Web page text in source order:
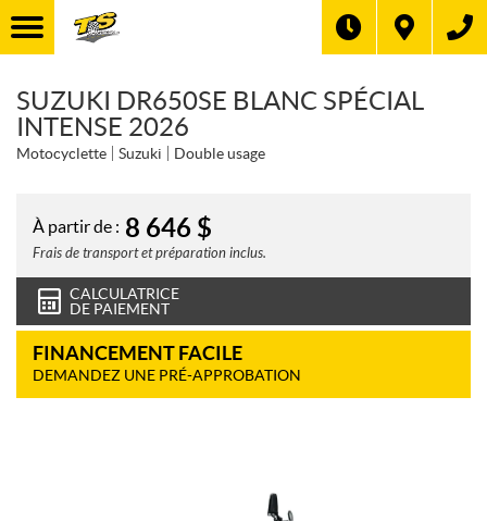
SUZUKI DR650SE BLANC SPÉCIAL
INTENSE 2026
Motocyclette Suzuki Double usage
À partir de : 8 646 $
Frais de transport et préparation inclus.
CALCULATRICE
DE PAIEMENT
FINANCEMENT FACILE
DEMANDEZ UNE PRÉ-APPROBATION